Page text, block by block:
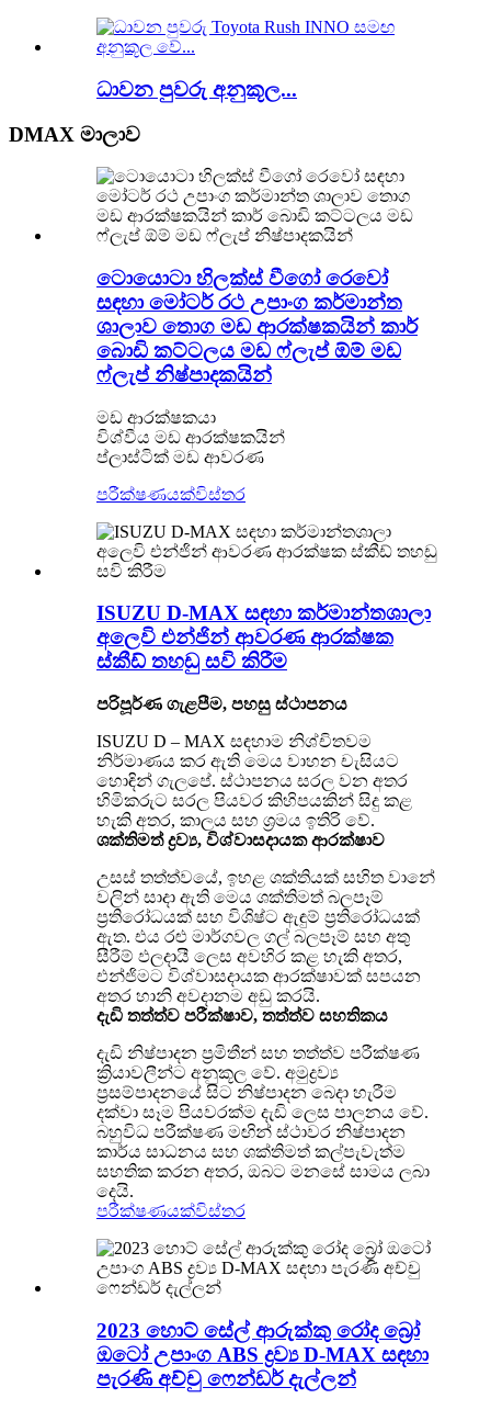
ධාවන පුවරු අනුකූල...
DMAX මාලාව
ටොයොටා හිලක්ස් වීගෝ රෙවෝ
සඳහා මෝටර් රථ උපාංග කර්මාන්ත
ශාලාව තොග මඩ ආරක්ෂකයින් කාර්
බොඩි කට්ටලය මඩ ෆ්ලැප් ඕම් මඩ
ෆ්ලැප් නිෂ්පාදකයින්
මඩ ආරක්ෂකයා
විශ්වීය මඩ ආරක්ෂකයින්
ප්ලාස්ටික් මඩ ආවරණ
පරීක්ෂණයක්විස්තර
ISUZU D-MAX සඳහා කර්මාන්තශාලා
අලෙවි එන්ජින් ආවරණ ආරක්ෂක
ස්කීඩ් තහඩු සවි කිරීම
පරිපූර්ණ ගැළපීම, පහසු ස්ථාපනය
ISUZU D – MAX සඳහාම නිශ්චිතවම
නිර්මාණය කර ඇති මෙය වාහන චැසියට
හොඳින් ගැලපේ. ස්ථාපනය සරල වන අතර
හිමිකරුට සරල පියවර කිහිපයකින් සිදු කළ
හැකි අතර, කාලය සහ ශ්‍රමය ඉතිරි වේ.
ශක්තිමත් ද්‍රව්‍ය, විශ්වාසදායක ආරක්ෂාව​
උසස් තත්ත්වයේ, ඉහළ ශක්තියක් සහිත වානේ
වලින් සාදා ඇති මෙය ශක්තිමත් බලපෑම්
ප්‍රතිරෝධයක් සහ විශිෂ්ට ඇඳුම් ප්‍රතිරෝධයක්
ඇත. එය රළු මාර්ගවල ගල් බලපෑම් සහ අතු
සීරීම් ඵලදායී ලෙස අවහිර කළ හැකි අතර,
එන්ජිමට විශ්වාසදායක ආරක්ෂාවක් සපයන
අතර හානි අවදානම අඩු කරයි.
දැඩි තත්ත්ව පරීක්ෂාව, තත්ත්ව සහතිකය​
දැඩි නිෂ්පාදන ප්‍රමිතීන් සහ තත්ත්ව පරීක්ෂණ
ක්‍රියාවලීන්ට අනුකූල වේ. අමුද්‍රව්‍ය
ප්‍රසම්පාදනයේ සිට නිෂ්පාදන බෙදා හැරීම
දක්වා සෑම පියවරක්ම දැඩි ලෙස පාලනය වේ.
බහුවිධ පරීක්ෂණ මඟින් ස්ථාවර නිෂ්පාදන
කාර්ය සාධනය සහ ශක්තිමත් කල්පැවැත්ම
සහතික කරන අතර, ඔබට මනසේ සාමය ලබා
දෙයි.
පරීක්ෂණයක්විස්තර
2023 හොට් සේල් ආරුක්කු රෝද බ්‍රෝ
ඔටෝ උපාංග ABS ද්‍රව්‍ය D-MAX සඳහා
පැරණි අච්චු ෆෙන්ඩර් දැල්ලන්